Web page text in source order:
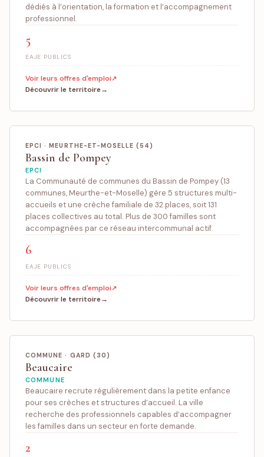
dédiés à l’orientation, la formation et l’accompagnement
professionnel.
5
EAJE PUBLICS
Voir leurs offres d'emploi
Découvrir le territoire
EPCI · MEURTHE-ET-MOSELLE (54)
Bassin de Pompey
EPCI
La Communauté de communes du Bassin de Pompey (13
communes, Meurthe-et-Moselle) gère 5 structures multi-
accueils et une crèche familiale de 32 places, soit 131
places collectives au total. Plus de 300 familles sont
accompagnées par ce réseau intercommunal actif.
6
EAJE PUBLICS
Voir leurs offres d'emploi
Découvrir le territoire
COMMUNE · GARD (30)
Beaucaire
COMMUNE
Beaucaire recrute régulièrement dans la petite enfance
pour ses crèches et structures d’accueil. La ville
recherche des professionnels capables d’accompagner
les familles dans un secteur en forte demande.
2